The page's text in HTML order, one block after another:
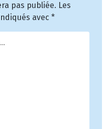
pas publiée. Les
avec *